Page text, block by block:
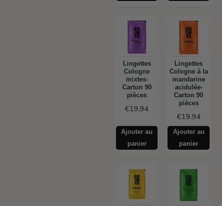
Lingettes
Cologne
mixtes-
Carton 90
pièces
€19.94
Ajouter au
panier
Lingettes
Cologne à la
mandarine
acidulée-
Carton 90
pièces
€19.94
Ajouter au
panier